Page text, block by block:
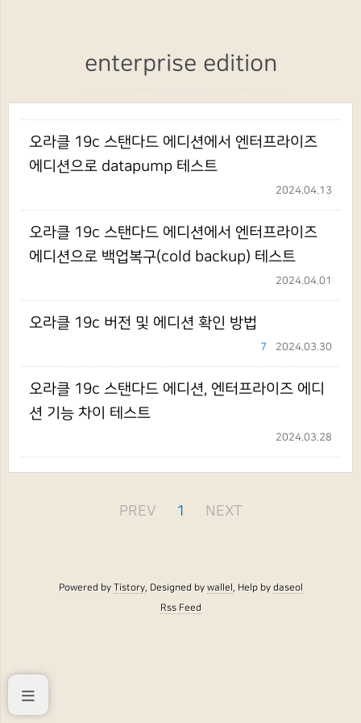
enterprise edition
오라클 19c 스탠다드 에디션에서 엔터프라이즈
에디션으로 datapump 테스트
2024.04.13
오라클 19c 스탠다드 에디션에서 엔터프라이즈
에디션으로 백업복구(cold backup) 테스트
2024.04.01
오라클 19c 버전 및 에디션 확인 방법
2024.03.30
7
오라클 19c 스탠다드 에디션, 엔터프라이즈 에디
션 기능 차이 테스트
2024.03.28
PREV 1 NEXT
Powered byTistory, Designed bywallel, Help bydaseol
Rss Feed